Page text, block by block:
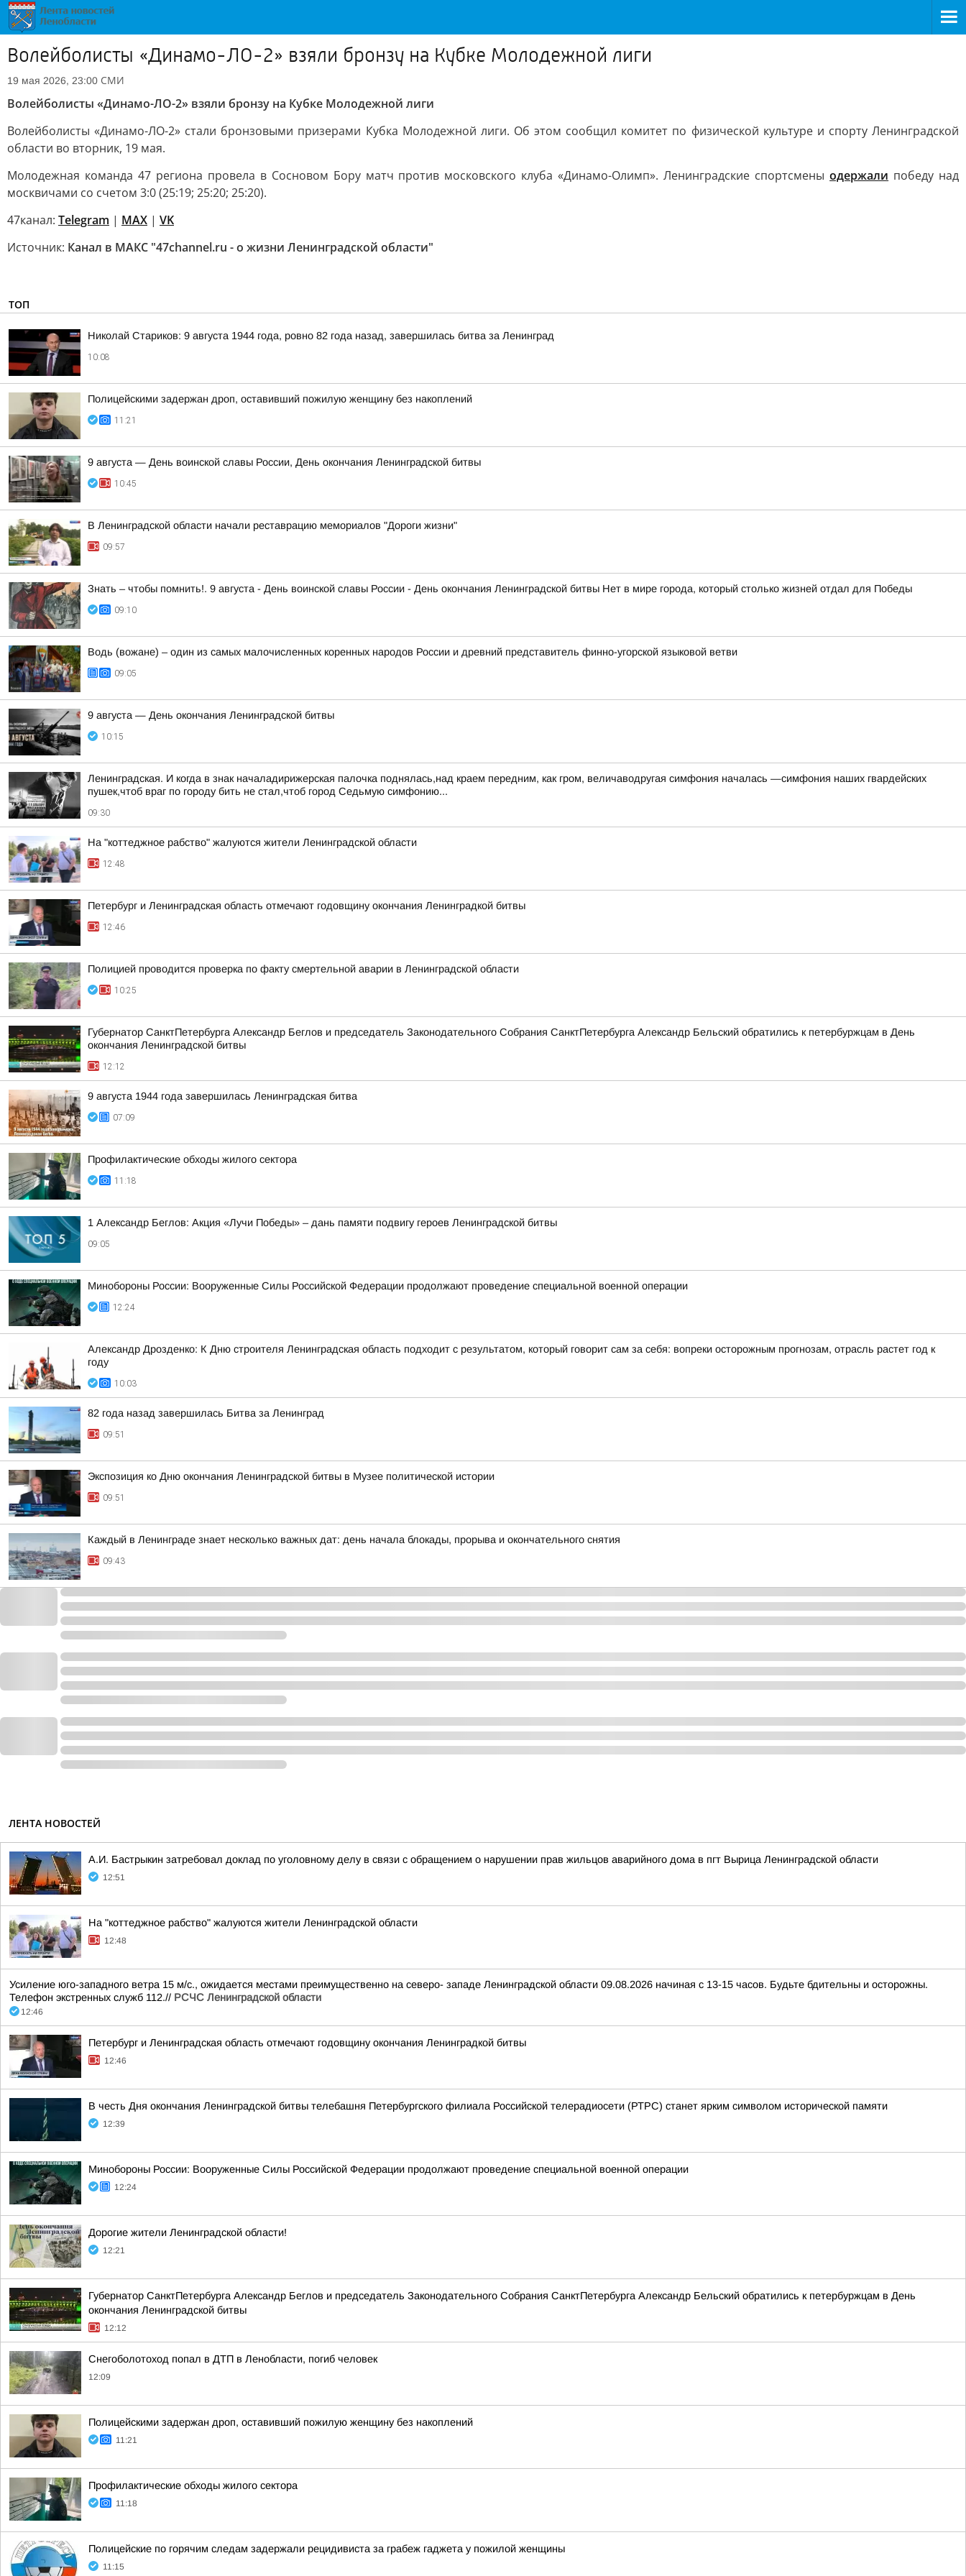
Волейболисты «Динамо-ЛО-2» взяли бронзу на Кубке Молодежной лиги
19 мая 2026, 23:00 СМИ
Волейболисты «Динамо-ЛО-2» взяли бронзу на Кубке Молодежной лиги
Волейболисты «Динамо-ЛО-2» стали бронзовыми призерами Кубка Молодежной лиги. Об этом сообщил комитет по физической культуре и спорту Ленинградской
области во вторник, 19 мая.
Молодежная команда 47 региона провела в Сосновом Бору матч против московского клуба «Динамо-Олимп». Ленинградские спортсменыодержали победу над
москвичами со счетом 3:0 (25:19; 25:20; 25:20).
47канал: Telegram | MAX | VK
Источник: Канал в МАКС "47channel.ru - о жизни Ленинградской области"
ТОП
Николай Стариков: 9 августа 1944 года, ровно 82 года назад, завершилась битва за Ленинград
10:08
Полицейскими задержан дроп, оставивший пожилую женщину без накоплений
11:21
9 августа — День воинской славы России, День окончания Ленинградской битвы
10:45
В Ленинградской области начали реставрацию мемориалов "Дороги жизни"
09:57
Знать – чтобы помнить!. 9 августа - День воинской славы России - День окончания Ленинградской битвы Нет в мире города, который столько жизней отдал для Победы
09:10
Водь (вожане) – один из самых малочисленных коренных народов России и древний представитель финно-угорской языковой ветви
09:05
9 августа — День окончания Ленинградской битвы
10:15
Ленинградская. И когда в знак началадирижерская палочка поднялась,над краем передним, как гром, величаводругая симфония началась —симфония наших гвардейских
пушек,чтоб враг по городу бить не стал,чтоб город Седьмую симфонию...
09:30
На "коттеджное рабство" жалуются жители Ленинградской области
12:48
Петербург и Ленинградская область отмечают годовщину окончания Ленинградкой битвы
12:46
Полицией проводится проверка по факту смертельной аварии в Ленинградской области
10:25
Губернатор СанктПетербурга Александр Беглов и председатель Законодательного Собрания СанктПетербурга Александр Бельский обратились к петербуржцам в День
окончания Ленинградской битвы
12:12
9 августа 1944 года завершилась Ленинградская битва
07:09
Профилактические обходы жилого сектора
11:18
1 Александр Беглов: Акция «Лучи Победы» – дань памяти подвигу героев Ленинградской битвы
09:05
Минобороны России: Вооруженные Силы Российской Федерации продолжают проведение специальной военной операции
12:24
Александр Дрозденко: К Дню строителя Ленинградская область подходит с результатом, который говорит сам за себя: вопреки осторожным прогнозам, отрасль растет год к
году
10:03
82 года назад завершилась Битва за Ленинград
09:51
Экспозиция ко Дню окончания Ленинградской битвы в Музее политической истории
09:51
Каждый в Ленинграде знает несколько важных дат: день начала блокады, прорыва и окончательного снятия
09:43
ЛЕНТА НОВОСТЕЙ
А.И. Бастрыкин затребовал доклад по уголовному делу в связи с обращением о нарушении прав жильцов аварийного дома в пгт Вырица Ленинградской области
12:51
На "коттеджное рабство" жалуются жители Ленинградской области
12:48
Усиление юго-западного ветра 15 м/с., ожидается местами преимущественно на северо- западе Ленинградской области 09.08.2026 начиная с 13-15 часов. Будьте бдительны и осторожны.
Телефон экстренных служб 112.// РСЧС Ленинградской области
12:46
Петербург и Ленинградская область отмечают годовщину окончания Ленинградкой битвы
12:46
В честь Дня окончания Ленинградской битвы телебашня Петербургского филиала Российской телерадиосети (РТРС) станет ярким символом исторической памяти
12:39
Минобороны России: Вооруженные Силы Российской Федерации продолжают проведение специальной военной операции
12:24
Дорогие жители Ленинградской области!
12:21
Губернатор СанктПетербурга Александр Беглов и председатель Законодательного Собрания СанктПетербурга Александр Бельский обратились к петербуржцам в День
окончания Ленинградской битвы
12:12
Снегоболотоход попал в ДТП в Ленобласти, погиб человек
12:09
Полицейскими задержан дроп, оставивший пожилую женщину без накоплений
11:21
Профилактические обходы жилого сектора
11:18
Полицейские по горячим следам задержали рецидивиста за грабеж гаджета у пожилой женщины
11:15